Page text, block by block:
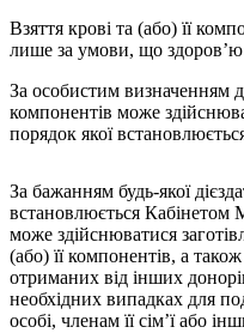
Взяття крові та (або) її
лише за умови, що здоров’ю
За особистим визначенням
компонентів може
порядок якої
За бажанням будь-якої
встановлюється Кабінетом
може здійснюватися
(або) її компонентів, а
отриманих від інших
необхідних випадках для
особі, членам її сім’ї або